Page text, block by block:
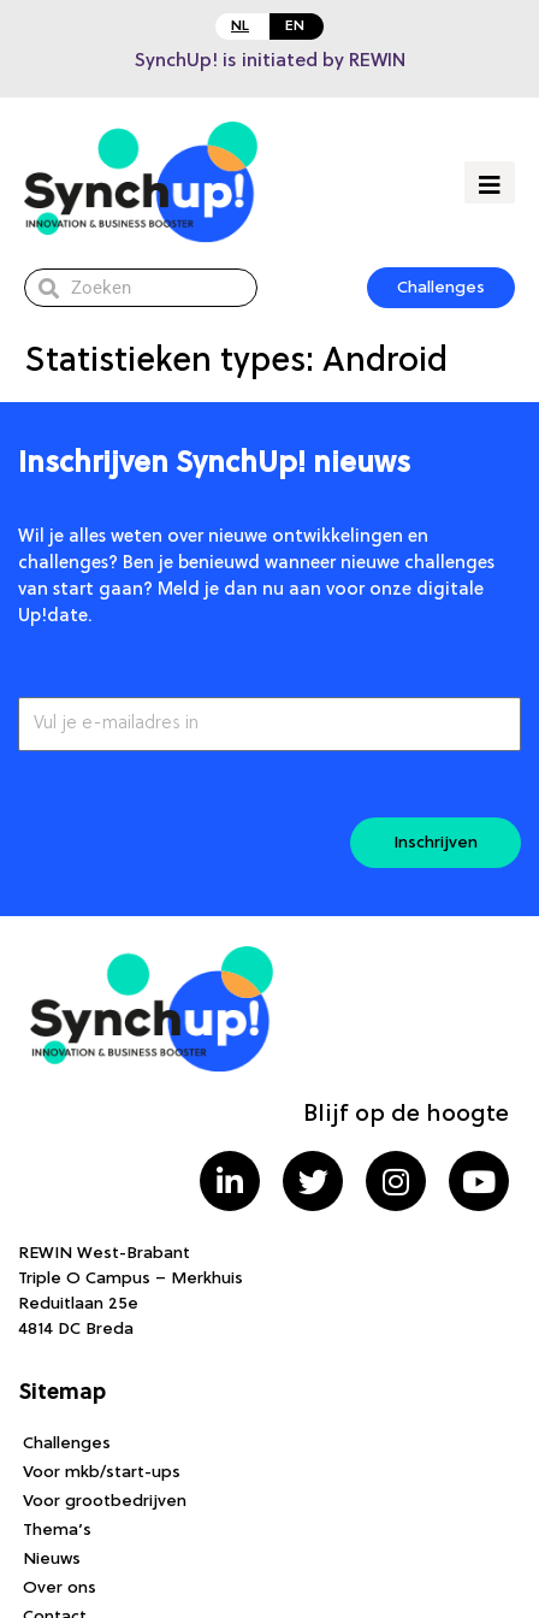
NL EN
SynchUp! is initiated by REWIN
Challenges
Statistieken types: Android
Inschrijven SynchUp! nieuws
Wil je alles weten over nieuwe ontwikkelingen en
challenges? Ben je benieuwd wanneer nieuwe challenges
van start gaan? Meld je dan nu aan voor onze digitale
Up!date.
Inschrijven
Blijf op de hoogte
REWIN West-Brabant
Triple O Campus – Merkhuis
Reduitlaan 25e
4814 DC Breda
Sitemap
Challenges
Voor mkb/start-ups
Voor grootbedrijven
Thema’s
Nieuws
Over ons